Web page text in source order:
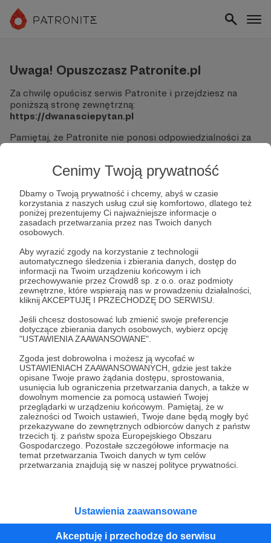
Cenimy Twoją prywatność
Dbamy o Twoją prywatność i chcemy, abyś w czasie
korzystania z naszych usług czuł się komfortowo, dlatego też
poniżej prezentujemy Ci najważniejsze informacje o
zasadach przetwarzania przez nas Twoich danych
osobowych.
Aby wyrazić zgody na korzystanie z technologii
automatycznego śledzenia i zbierania danych, dostęp do
informacji na Twoim urządzeniu końcowym i ich
przechowywanie przez Crowd8 sp. z o.o. oraz podmioty
zewnętrzne, które wspierają nas w prowadzeniu działalności,
kliknij AKCEPTUJĘ I PRZECHODZĘ DO SERWISU.
Jeśli chcesz dostosować lub zmienić swoje preferencje
dotyczące zbierania danych osobowych, wybierz opcję
"USTAWIENIA ZAAWANSOWANE".
Zgoda jest dobrowolna i możesz ją wycofać w
USTAWIENIACH ZAAWANSOWANYCH, gdzie jest także
opisane Twoje prawo żądania dostępu, sprostowania,
usunięcia lub ograniczenia przetwarzania danych, a także w
dowolnym momencie za pomocą ustawień Twojej
przeglądarki w urządzeniu końcowym. Pamiętaj, że w
zależności od Twoich ustawień, Twoje dane będą mogły być
przekazywane do zewnętrznych odbiorców danych z państw
trzecich tj. z państw spoza Europejskiego Obszaru
Gospodarczego. Pozostałe szczegółowe informacje na
temat przetwarzania Twoich danych w tym celów
przetwarzania znajdują się w naszej polityce prywatności.
Ustawienia zaawansowane
Akceptuję i przechodzę do serwisu
Uwaga! Opuszczasz Patronite.pl
Za chwilę opuścisz serwis Patronite i przejdziesz na
poniższą stronę zewnętrzną:
https://dwanasciepytan.pl
Pamiętaj, że Patronite nie ponosi odpowiedzialności za
Nie podawaj swoich danych logowania ani informacji
finansowych na podjerzanych stronach.
Sprawdź dokładnie adres URL, zanim klikniesz przycisk
"Tak, przejdź do strony".
Jeśli masz wątpliwości, wróć do Patronite i zweryfikuj
link.
Czy na pewno chcesz kontynuować?
Tak, przejdź do strony
Kategorie
O Patronite
Dodatkowe produkty
Pomoc
RegulaminPolityka prywatnościPatronite Commons
Unia Europejska